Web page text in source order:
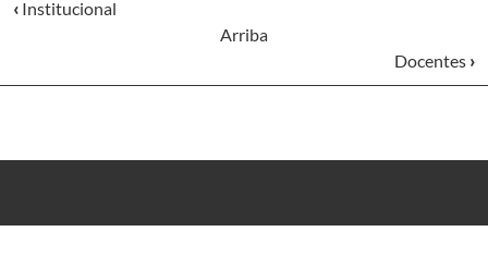
‹ Institucional
Arriba
Docentes ›